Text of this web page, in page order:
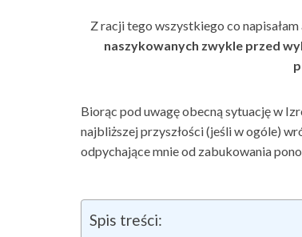
Z racji tego wszystkiego co
naszykowanych zwykle przed
Biorąc pod uwagę obecną sytuację w
najbliższej przyszłości (jeśli w ogóle)
odpychające mnie od zabukowania
Spis treści: